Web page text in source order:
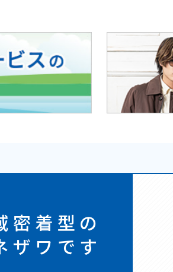
密着型の
ザワです